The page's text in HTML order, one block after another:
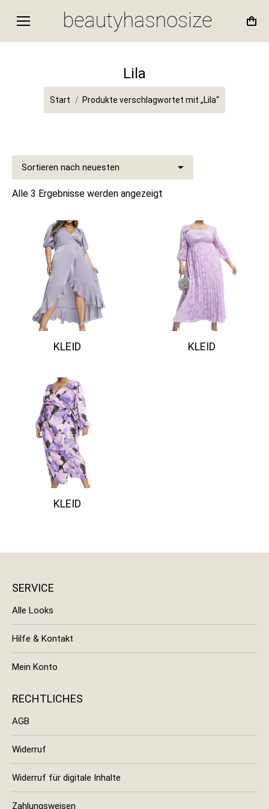
Lila
Sie befinden sich hier:
Start Produkte verschlagwortet mit „Lila“
Alle 3 Ergebnisse werden angezeigt
sortiert
KLEID KLEID
KLEID
SERVICE
Alle Looks
Hilfe & Kontakt
Mein Konto
RECHTLICHES
AGB
Widerruf
Widerruf für digitale Inhalte
Zahlungsweisen